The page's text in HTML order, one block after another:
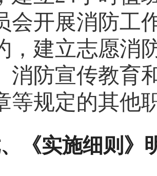
会开展消防工
，建立志愿消
消防宣传教育
等规定的其他
《实施细则》